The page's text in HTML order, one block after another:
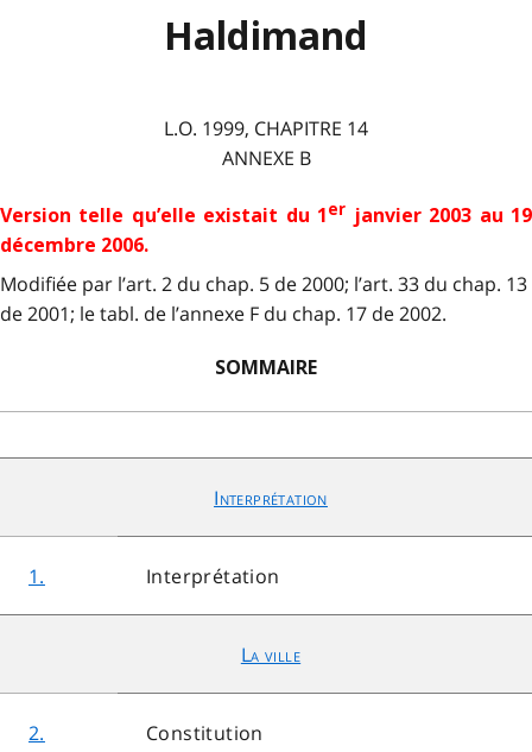
Haldimand
L.O. 1999, CHAPITRE 14
ANNEXE B
Version telle qu’elle existait du 1 er janvier 2003 au 19
décembre 2006.
Modifiée par l’art. 2 du chap. 5 de 2000; l’art. 33 du chap. 13
de 2001; le tabl. de l’annexe F du chap. 17 de 2002.
SOMMAIRE
Interprétation
1. Interprétation
La ville
2. Constitution